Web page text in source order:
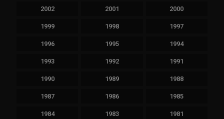
2002 2001 2000
1999 1998 1997
1996 1995 1994
1993 1992 1991
1990 1989 1988
1987 1986 1985
1984 1983 1981